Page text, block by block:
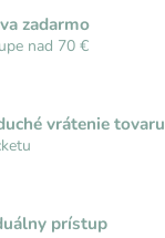
zadarmo
nad 70 €
vrátenie tovaru
prístup